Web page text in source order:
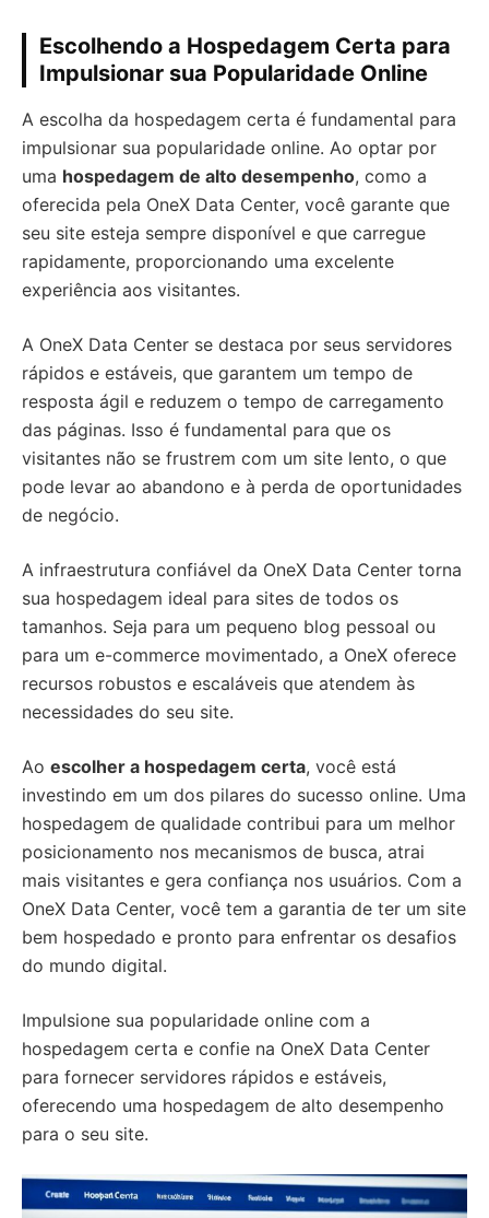
Escolhendo a Hospedagem Certa para
Impulsionar sua Popularidade Online
A escolha da hospedagem certa é fundamental para
impulsionar sua popularidade online. Ao optar por
uma hospedagem de alto desempenho, como a
oferecida pela OneX Data Center, você garante que
seu site esteja sempre disponível e que carregue
rapidamente, proporcionando uma excelente
experiência aos visitantes.
A OneX Data Center se destaca por seus servidores
rápidos e estáveis, que garantem um tempo de
resposta ágil e reduzem o tempo de carregamento
das páginas. Isso é fundamental para que os
visitantes não se frustrem com um site lento, o que
pode levar ao abandono e à perda de oportunidades
de negócio.
A infraestrutura confiável da OneX Data Center torna
sua hospedagem ideal para sites de todos os
tamanhos. Seja para um pequeno blog pessoal ou
para um e-commerce movimentado, a OneX oferece
recursos robustos e escaláveis que atendem às
necessidades do seu site.
Ao escolher a hospedagem certa, você está
investindo em um dos pilares do sucesso online. Uma
hospedagem de qualidade contribui para um melhor
posicionamento nos mecanismos de busca, atrai
mais visitantes e gera confiança nos usuários. Com a
OneX Data Center, você tem a garantia de ter um site
bem hospedado e pronto para enfrentar os desafios
do mundo digital.
Impulsione sua popularidade online com a
hospedagem certa e confie na OneX Data Center
para fornecer servidores rápidos e estáveis,
oferecendo uma hospedagem de alto desempenho
para o seu site.